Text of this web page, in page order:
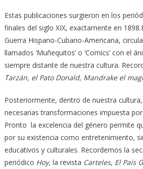
Estas publicaciones surgieron en los
finales del siglo XIX, exactamente en
Guerra Hispano-Cubano-Americana,
llamados ‘Muñequitos’ o ‘Comics’ con el
siempre distante de nuestra cultura.
Tarzán, el Pato Donald, Mandrake el
Posteriormente, dentro de nuestra
necesarias transformaciones impuesta
Pronto la excelencia del género permite
por su existencia como entretenimiento,
educativos y culturales. Recordemos la
periódico Hoy, la revista Carteles, El País